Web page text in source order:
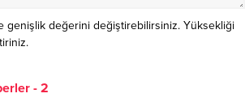
genişlik değerini değiştirebilirsiniz. Yüksekliği
- 2